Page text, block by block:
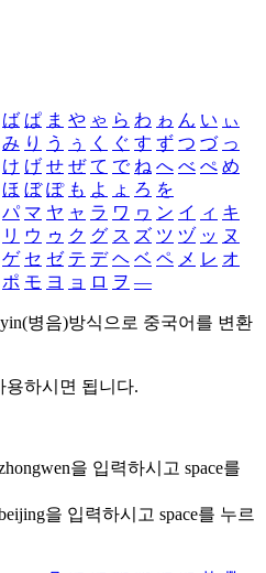
ば ぱ ま や ゃ ら わ ゎ ん い ぃ
み り う ぅ く ぐ す ず つ づ っ
け げ せ ぜ て で ね へ べ ぺ め
ほ ぼ ぽ も よ ょ ろ を
パ マ ヤ ャ ラ ワ ヮ ン イ ィ キ
リ ウ ゥ ク グ ス ズ ツ ヅ ッ ヌ
ゲ セ ゼ テ デ ヘ ベ ペ メ レ オ
ポ モ ヨ ョ ロ ヲ ―
병음)방식으로 중국어를 변환
용하시면 됩니다.
을 입력하시고 space를
을 입력하시고 space를 누르